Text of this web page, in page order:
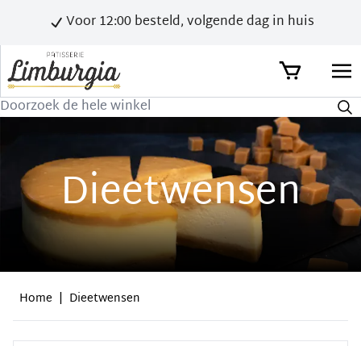
Voor 12:00 besteld, volgende dag in huis
Zoek
Dieetwensen
Home | Dieetwensen